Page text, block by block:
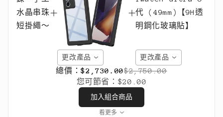
更改產品 更改產品
總價：$2,730.00$2,750.00
您可節省： $20.00
加入組合商品
看更多